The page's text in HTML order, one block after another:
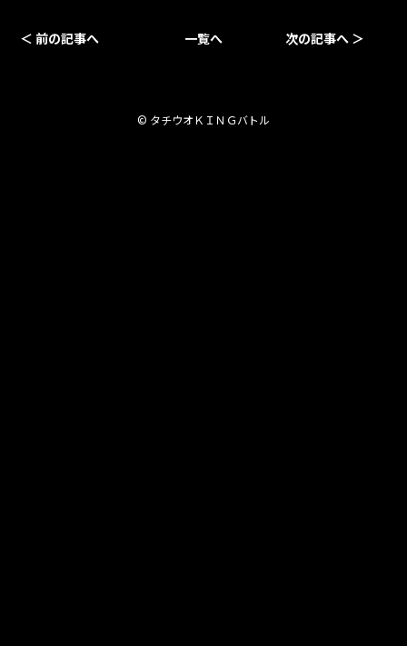
＜ 前の記事へ 一覧へ 次の記事へ ＞
© タチウオＫＩＮＧバトル